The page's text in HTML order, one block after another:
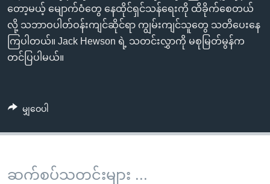
ရန်
နေရာ
ကျော်
တော့မယ့် မျောက်ဝံတွေ နေထိုင်ရှင်သန်ရေးကို ထိခိုက်စေတယ်
လို့ သဘာဝပါတ်ဝန်းကျင်ဆိုင်ရာ ကျွမ်းကျင်သူတွေ သတိပေးနေ
ကြပါတယ်။ Jack Hewson ရဲ့ သတင်းလွှာကို မစုမြတ်မွန်က
တင်ပြပါမယ်။
မျှဝေပါ
ဆက်စပ်သတင်းများ ...